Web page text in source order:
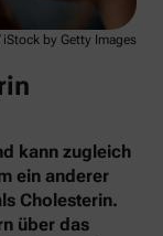
by Getty Images
kann zugleich
ein anderer
Cholesterin.
über das